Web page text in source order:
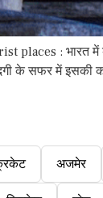
places : भारत
के सफर में
अजमेर